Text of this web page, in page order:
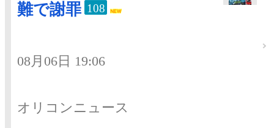
難で謝罪 108
08月06日 19:06
オリコンニュース